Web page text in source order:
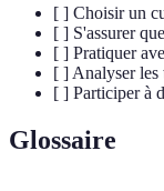
[ ] Choisir un
[ ] S'assurer
[ ] Pratiquer
[ ] Analyser les
[ ] Participer à
Glossaire